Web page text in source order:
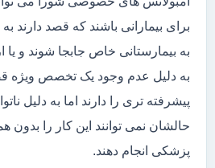
برای بیمارانی باشند که قصد دارند
به بیمارستانی خاص جابجا شوند و یا
به دلیل عدم وجود یک تخصص ویژه
پیشرفته تری را دارند اما به دلیل
حالشان نمی توانند این کار را بدون
پزشکی انجام دهند.